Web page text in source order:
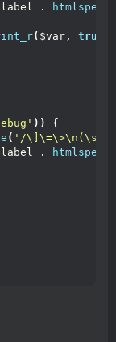
.
( $var, true
))
{
( '/\]\=\>\n(\s+)/
.